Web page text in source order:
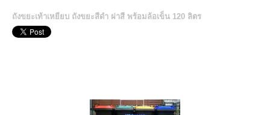
ถังขยะเท้าเหยียบ ถังขยะสีดำ ฝาสี พร้อมล้อเข็น 120 ลิตร